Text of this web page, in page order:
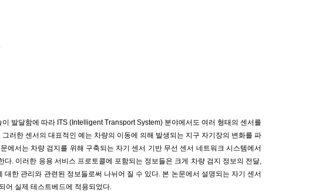
발달함에 따라 ITS (Intelligent Transport System) 분야에서도 여러 형태의 센서를
러한 센서의 대표적인 예는 차량의 이동에 의해 발생되는 지구 자기장의 변화를 파
에서는 차량 검지를 위해 구축되는 자기 센서 기반 무선 센서 네트워크 시스템에서
. 이러한 응용 서비스 프로토콜에 포함되는 정보들은 크게 차량 검지 정보의 전달,
한 관리와 관련된 정보들로써 나뉘어 질 수 있다. 본 논문에서 설명되는 자기 센서
어 실제 테스트베드에 적용되었다.